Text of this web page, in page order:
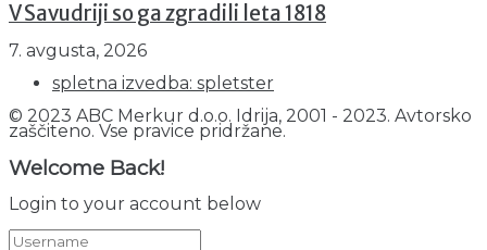
V Savudriji so ga zgradili leta 1818
7. avgusta, 2026
spletna izvedba: spletster
© 2023 ABC Merkur d.o.o. Idrija, 2001 - 2023. Avtorsko
zaščiteno. Vse pravice pridržane.
Welcome Back!
Login to your account below